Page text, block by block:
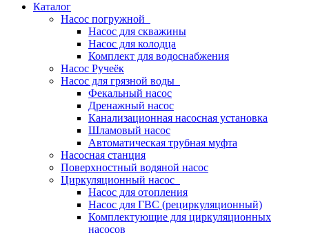
Каталог
Насос погружной
Насос для скважины
Насос для колодца
Комплект для водоснабжения
Насос Ручеёк
Насос для грязной воды
Фекальный насос
Дренажный насос
Канализационная насосная установка
Шламовый насос
Автоматическая трубная муфта
Насосная станция
Поверхностный водяной насос
Циркуляционный насос
Насос для отопления
Насос для ГВС (рециркуляционный)
Комплектующие для циркуляционных
насосов